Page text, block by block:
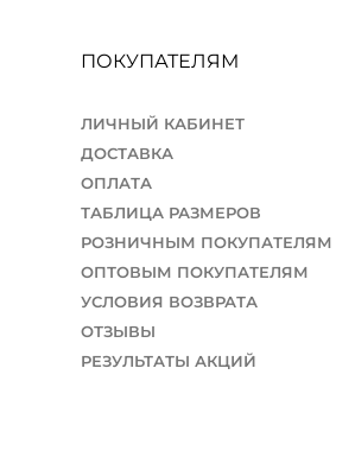
ПОКУПАТЕЛЯМ
ЛИЧНЫЙ КАБИНЕТ
ДОСТАВКА
ОПЛАТА
ТАБЛИЦА РАЗМЕРОВ
РОЗНИЧНЫМ ПОКУПАТЕЛЯМ
ОПТОВЫМ ПОКУПАТЕЛЯМ
УСЛОВИЯ ВОЗВРАТА
ОТЗЫВЫ
РЕЗУЛЬТАТЫ АКЦИЙ